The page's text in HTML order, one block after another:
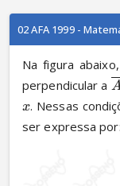
02 AFA 1999 -
Na figura abaixo,
perpendicular a
x. Nessas
ser expressa por: